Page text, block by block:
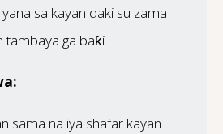
sa kayan daki su zama
tambaya ga baƙi.
sama na iya shafar kayan